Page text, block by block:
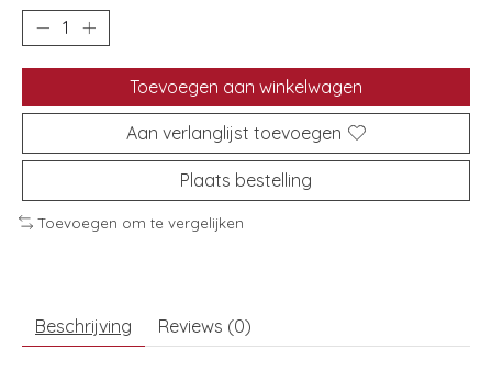
Toevoegen aan winkelwagen
Aan verlanglijst toevoegen
Plaats bestelling
Toevoegen om te vergelijken
Beschrijving Reviews (0)